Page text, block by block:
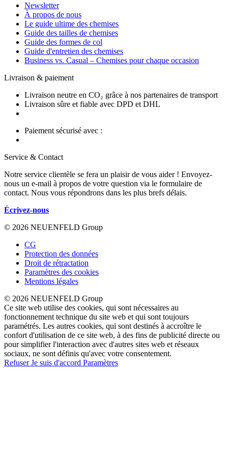
Newsletter
À propos de nous
Le guide ultime des chemises
Guide des tailles de chemises
Guide des formes de col
Guide d'entretien des chemises
Business vs. Casual – Chemises pour chaque occasion
Livraison & paiement
Livraison neutre en CO₂ grâce à nos partenaires de transport
Livraison sûre et fiable avec DPD et DHL
Paiement sécurisé avec :
Service & Contact
Notre service clientèle se fera un plaisir de vous aider ! Envoyez-
nous un e-mail à propos de votre question via le formulaire de
contact. Nous vous répondrons dans les plus brefs délais.
Écrivez-nous
© 2026 NEUENFELD Group
CG
Protection des données
Droit de rétractation
Paramètres des cookies
Mentions légales
© 2026 NEUENFELD Group
Ce site web utilise des cookies, qui sont nécessaires au
fonctionnement technique du site web et qui sont toujours
paramétrés. Les autres cookies, qui sont destinés à accroître le
confort d'utilisation de ce site web, à des fins de publicité directe ou
pour simplifier l'interaction avec d'autres sites web et réseaux
sociaux, ne sont définis qu'avec votre consentement.
RefuserJe suis d'accord Paramètres